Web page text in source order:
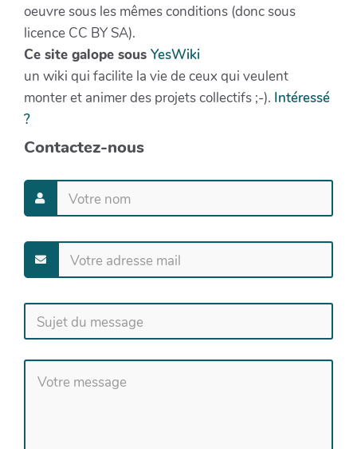
oeuvre sous les mêmes conditions (donc sous
licence CC BY SA).
Ce site galope sous YesWiki
un wiki qui facilite la vie de ceux qui veulent
monter et animer des projets collectifs ;-). Intéressé
?
Contactez-nous